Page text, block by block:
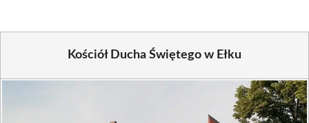
Kościół Ducha Świętego w Ełku